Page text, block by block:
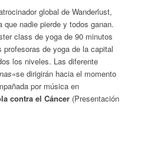
global de Wanderlust,
que nadie pierde y todos ganan.
class de yoga de 90 minutos
de yoga de la capital
los niveles. Las diferente
«se dirigirán hacia el momento
por música en
contra el Cáncer(Presentación